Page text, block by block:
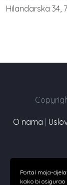
Hilandarska 34,
O nama |
Portal moja-
kako bi osigurao